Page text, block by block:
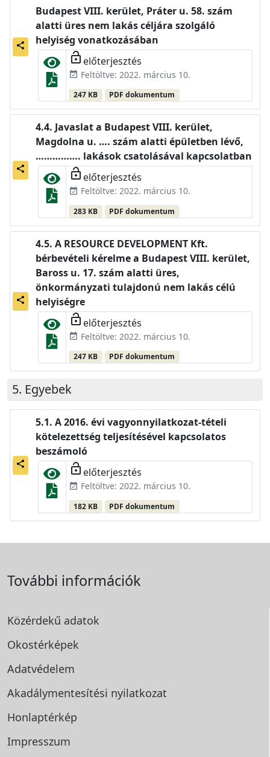
share
Budapest VIII. kerület, Práter u. 58. szám
alatti üres nem lakás céljára szolgáló
helyiség vonatkozásában
lock_open előterjesztés
event_available Feltöltve: 2022. március 10.
247 KB PDF dokumentum
share
Javaslat a Budapest VIII. kerület,
Magdolna u. …. szám alatti épületben lévő,
……………. lakások csatolásával kapcsolatban
lock_open előterjesztés
event_available Feltöltve: 2022. március 10.
283 KB PDF dokumentum
share
A RESOURCE DEVELOPMENT Kft.
bérbevételi kérelme a Budapest VIII. kerület,
Baross u. 17. szám alatti üres,
önkormányzati tulajdonú nem lakás célú
helyiségre
lock_open előterjesztés
event_available Feltöltve: 2022. március 10.
247 KB PDF dokumentum
Egyebek
share
A 2016. évi vagyonnyilatkozat-tételi
kötelezettség teljesítésével kapcsolatos
beszámoló
lock_open előterjesztés
event_available Feltöltve: 2022. március 10.
182 KB PDF dokumentum
További információk
Közérdekű adatok
Okostérképek
Adatvédelem
Akadálymentesítési nyilatkozat
Honlaptérkép
Impresszum